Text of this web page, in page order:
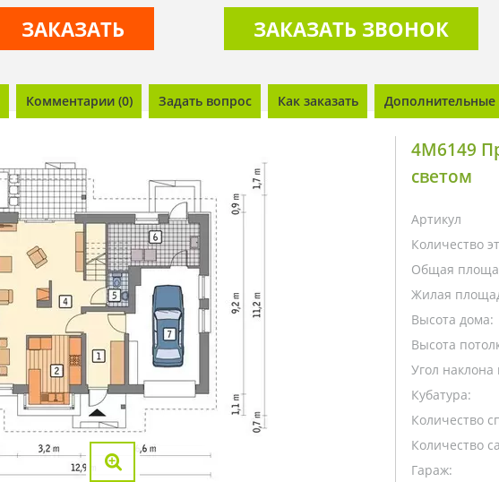
ЗАКАЗАТЬ ЗАКАЗАТЬ ЗВОНОК
Комментарии (0) Задать вопрос Как заказать Дополнительные
4M6149
светом
Артикул
Количество
Общая
Жилая
Высота дома:
Высота
Угол наклона
Кубатура:
Количество
Количество
Гараж: